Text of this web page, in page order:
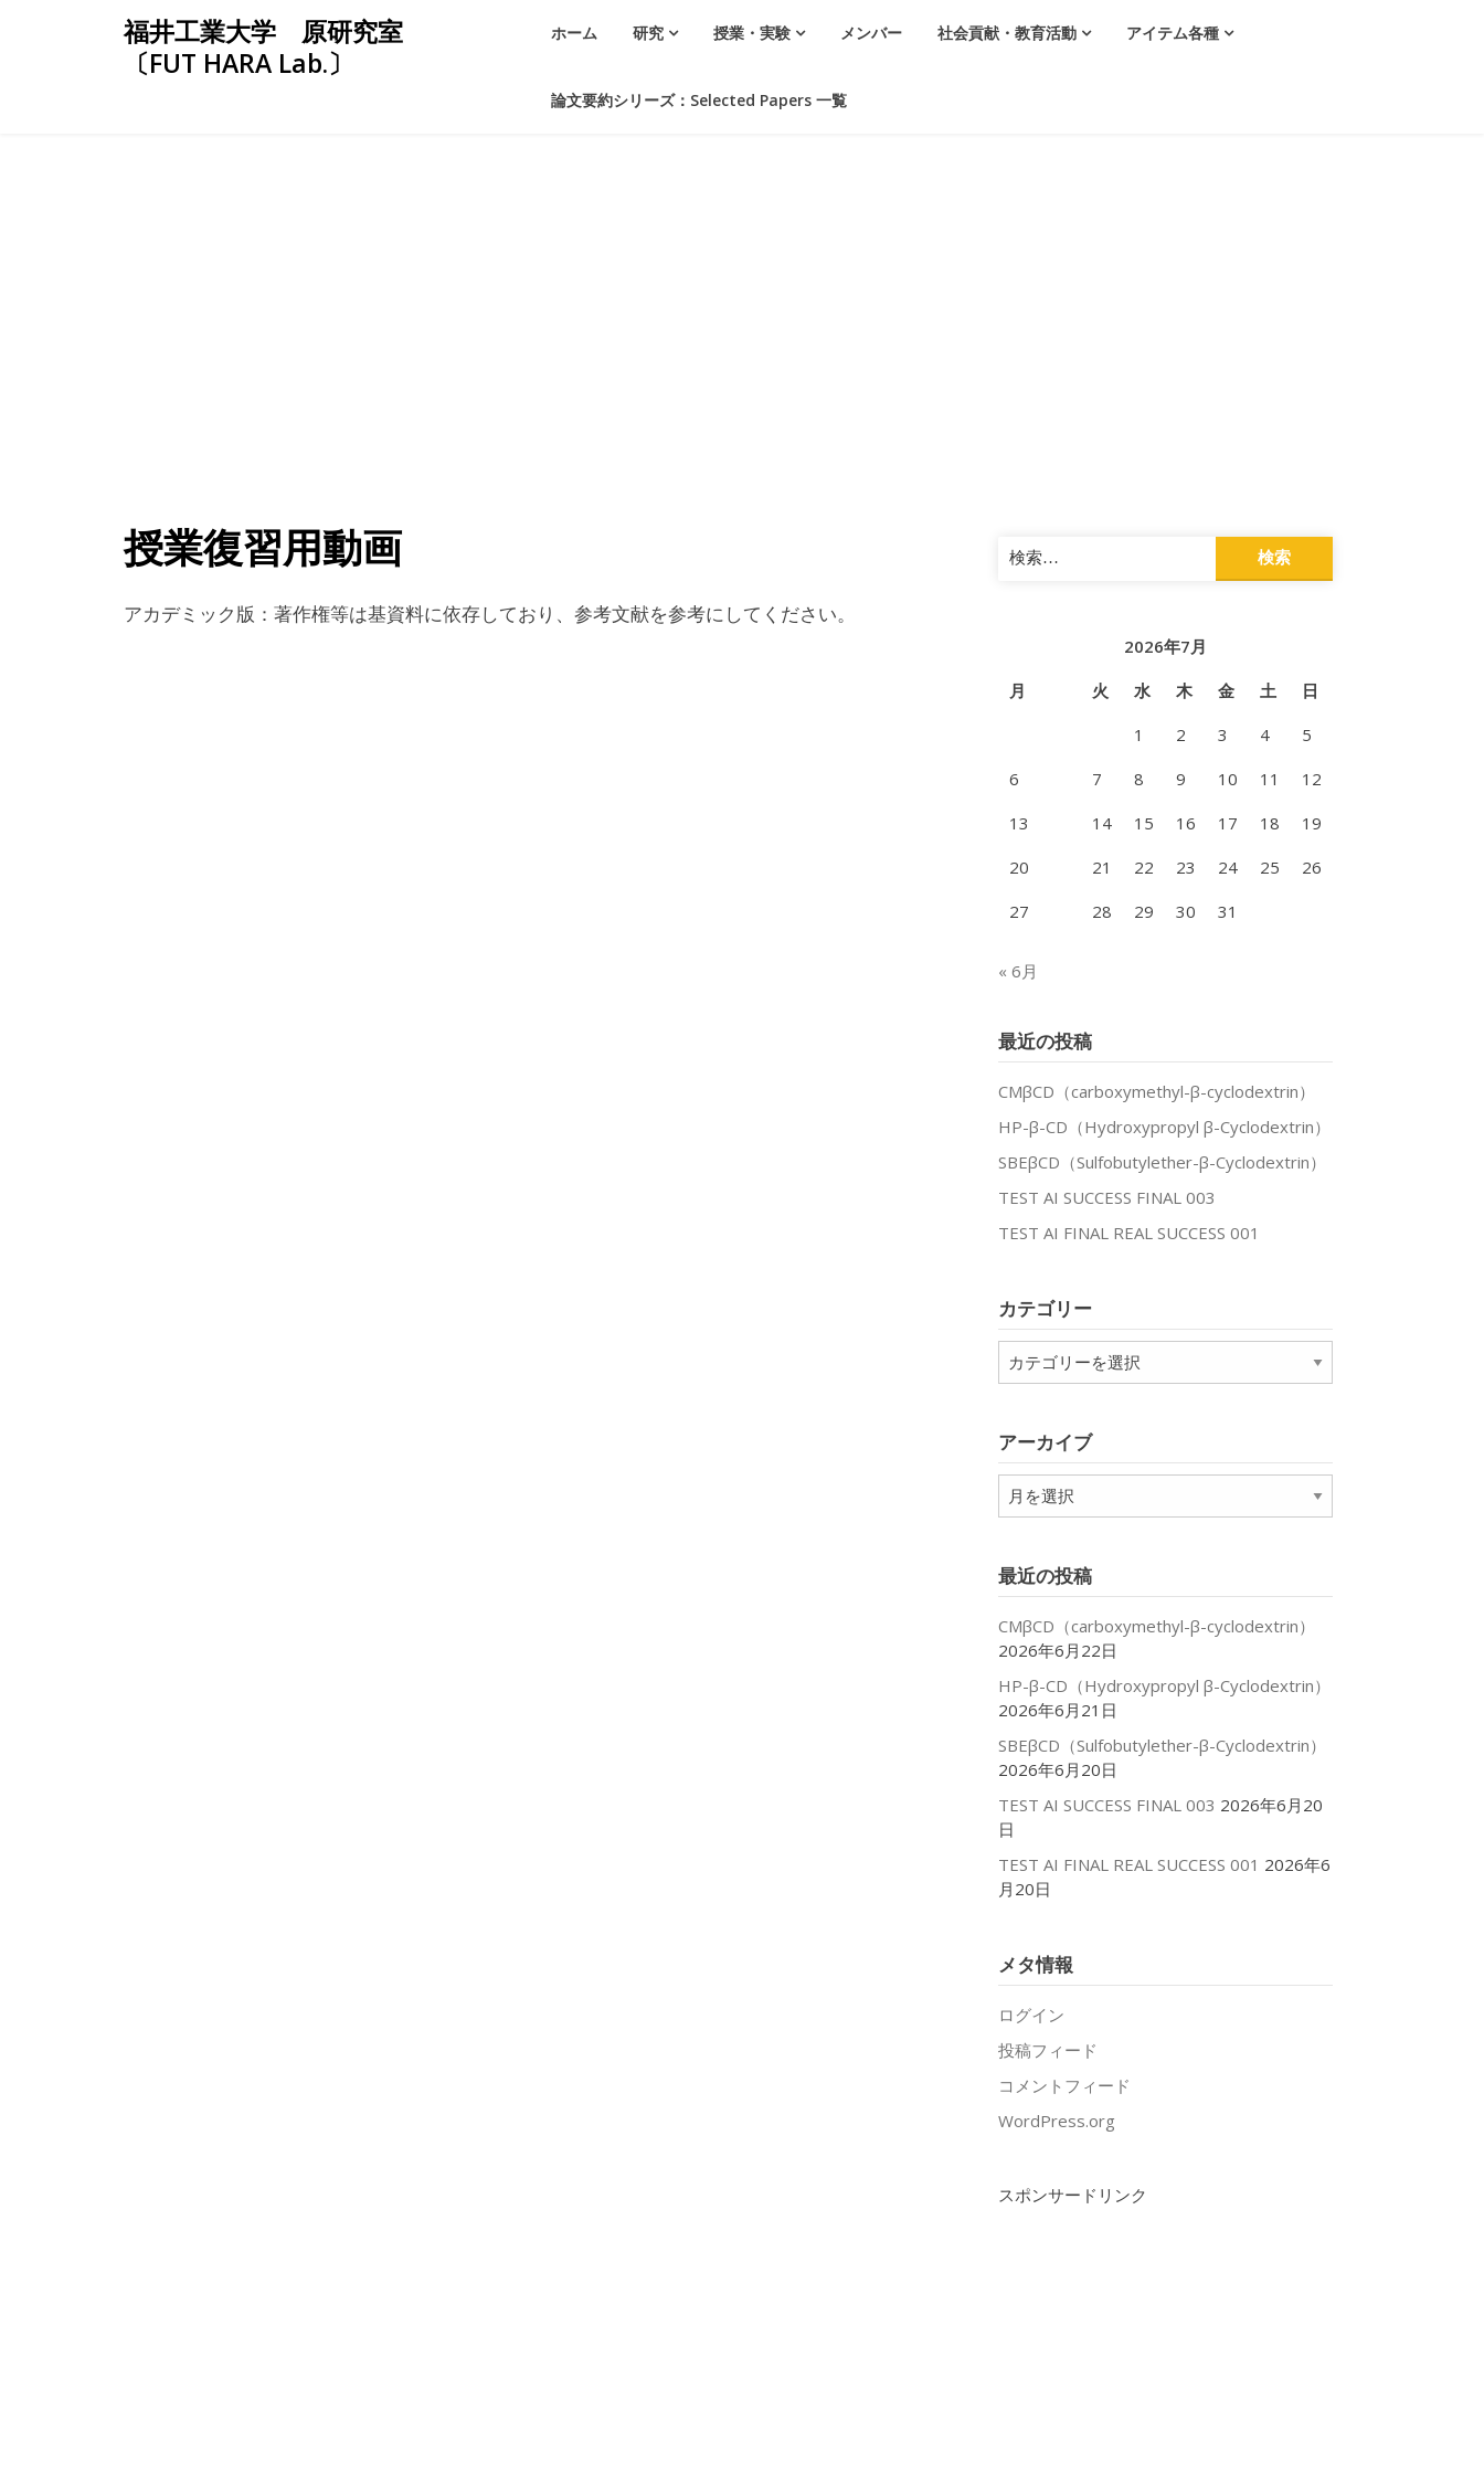
福井工業大学 原研究室
〔FUT HARA Lab.〕
ホーム 研究 授業・実験 メンバー 社会貢献・教育活動 アイテム各種
論文要約シリーズ：Selected Papers 一覧
授業復習用動画
アカデミック版：著作権等は基資料に依存しており、参考文献を参考にしてください。
検
索:
2026年7月
月
火 水 木 金 土
日
1
2 3 4
5
6
7 8 9 10 11
12
13
14 15 16 17 18
19
20
21 22 23 24 25
26
27
28 29 30 31
« 6月
最近の投稿
CMβCD（carboxymethyl-β-cyclodextrin）
HP-β-CD（Hydroxypropyl β-Cyclodextrin）
SBEβCD（Sulfobutylether-β-Cyclodextrin）
TEST AI SUCCESS FINAL 003
TEST AI FINAL REAL SUCCESS 001
カテゴリー
テ
ー
アーカイブ
ア
ー
ブ
最近の投稿
CMβCD（carboxymethyl-β-cyclodextrin）
2026年6月22日
HP-β-CD（Hydroxypropyl β-Cyclodextrin）
2026年6月21日
SBEβCD（Sulfobutylether-β-Cyclodextrin）
2026年6月20日
TEST AI SUCCESS FINAL 003 2026年6月20
日
TEST AI FINAL REAL SUCCESS 001 2026年6
月20日
メタ情報
ログイン
投稿フィード
コメントフィード
WordPress.org
スポンサードリンク